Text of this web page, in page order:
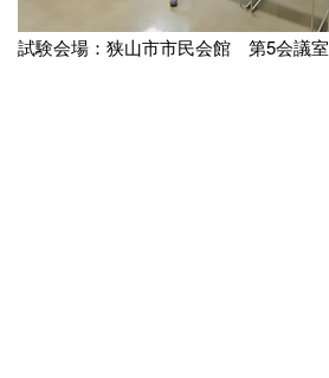
試験会場：狭山市市民会館 第5会議室